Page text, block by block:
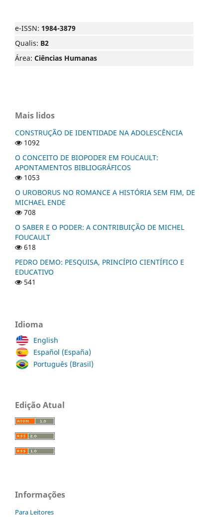
e-ISSN: 1984-3879
Qualis: B2
Área: Ciências Humanas
Mais lidos
CONSTRUÇÃO DE IDENTIDADE NA ADOLESCÊNCIA
1092
O CONCEITO DE BIOPODER EM FOUCAULT:
APONTAMENTOS BIBLIOGRÁFICOS
1053
O UROBORUS NO ROMANCE A HISTÓRIA SEM FIM, DE
MICHAEL ENDE
708
O SABER E O PODER: A CONTRIBUIÇÃO DE MICHEL
FOUCAULT
618
PEDRO DEMO: PESQUISA, PRINCÍPIO CIENTÍFICO E
EDUCATIVO
541
Idioma
English
Español (España)
Português (Brasil)
Edição Atual
Informações
Para Leitores